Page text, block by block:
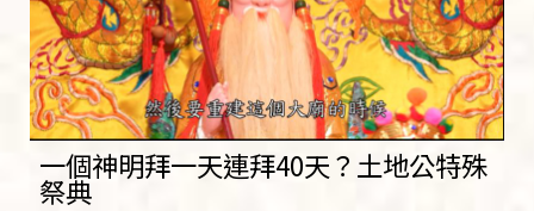
一個神明拜一天連拜40天？土地公特殊
祭典